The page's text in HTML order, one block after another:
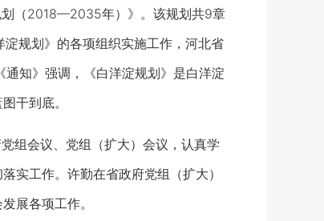
（2018—2035年）》。该规划共9章
规划》的各项组织实施工作，河北省
知》强调，《白洋淀规划》是白洋淀
干到底。
组会议、党组（扩大）会议，认真学
实工作。许勤在省政府党组（扩大）
展各项工作。